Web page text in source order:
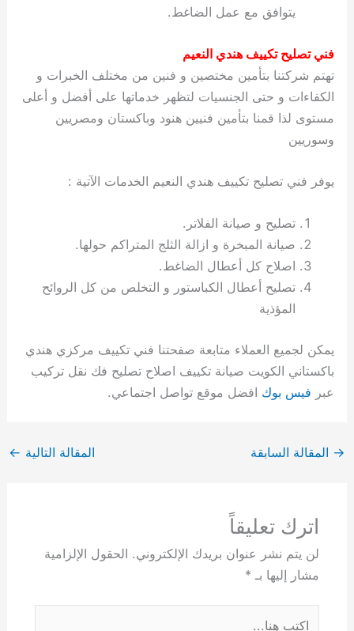
يتوافق مع عمل الضاغط.
فني تصليح تكييف هندي النعيم
تهتم شركتنا بتأمين مختصين و فنين من مختلف الخبرات و
الكفاءات و حتى الجنسيات لتظهر خدماتها على أفضل و أعلى
مستوى لذا قمنا بتأمين فنيين هنود وباكستان ومصريين
وسوريين
يوفر فني تصليح تكييف هندي النعيم الخدمات الآتية :
تصليح و صيانة الفلاتر.
صيانة المبخرة و ازالة الثلج المتراكم حولها.
اصلاح كل أعطال الضاغط.
تصليح أعطال الكباستور و التخلص من كل الروائح
المؤذية
يمكن لجميع العملاء متابعة صفحتنا فني تكييف مركزي هندي
باكستاني الكويت صيانة تكييف اصلاح تصليح فك نقل تركيب
عبر فيس بوك افضل موقع تواصل اجتماعي.
→ المقالة السابقة المقالة التالية ←
اترك تعليقاً
لن يتم نشر عنوان بريدك الإلكتروني. الحقول الإلزامية
مشار إليها بـ *